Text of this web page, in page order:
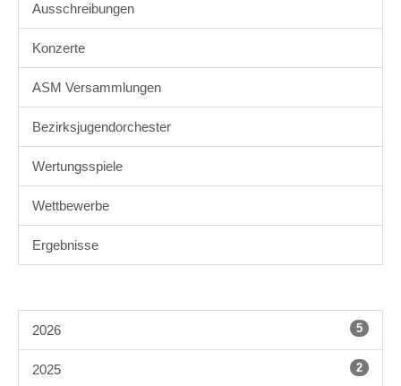
Ausschreibungen
Konzerte
ASM Versammlungen
Bezirksjugendorchester
Wertungsspiele
Wettbewerbe
Ergebnisse
2026 5
2025 2